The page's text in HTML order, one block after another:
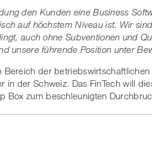
den Kunden eine Business
auf höchstem Niveau ist. Wir
auch ohne Subventionen und
unsere führende Position unter
Bereich der
in der Schweiz. Das FinTech will
Box zum beschleunigten